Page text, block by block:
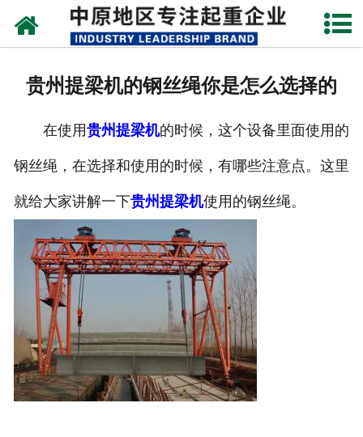
网站首页
成功案例
联系我们
贵州提梁机的钢丝绳你是怎么选择的
在使用贵州提梁机的时候，这个设备里面使用的
钢丝绳，在选择和使用的时候，有哪些注意点。这里
就给大家讲解一下贵州提梁机使用的钢丝绳。